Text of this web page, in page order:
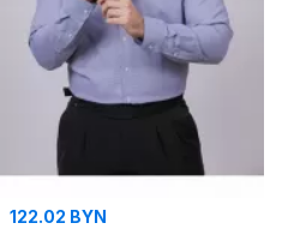
122.02 BYN